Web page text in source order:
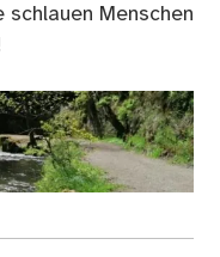
Menschen